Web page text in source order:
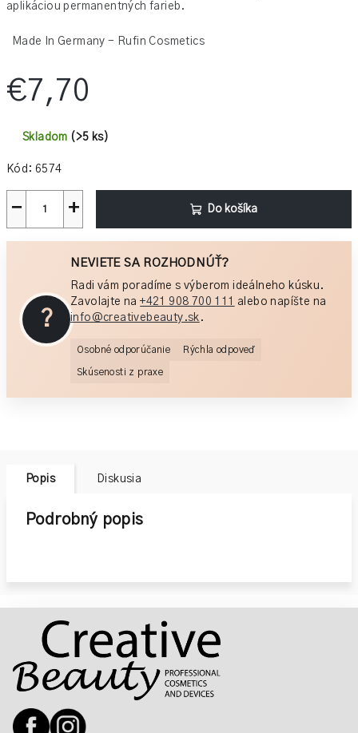
aplikáciou permanentných farieb.
Made In Germany - Rufin Cosmetics
€7,70
cena:Skladom (>5 ks)
Kód: 6574
+
− Do košíka
?
NEVIETE SA ROZHODNÚŤ?
Radi vám poradíme s výberom ideálneho kúsku.
Zavolajte na+421 908 700 111
alebo napíšte na
info@creativebeauty.sk .
Osobné odporúčanie Rýchla odpoveď
Skúsenosti z praxe
Popis Diskusia
Podrobný popis